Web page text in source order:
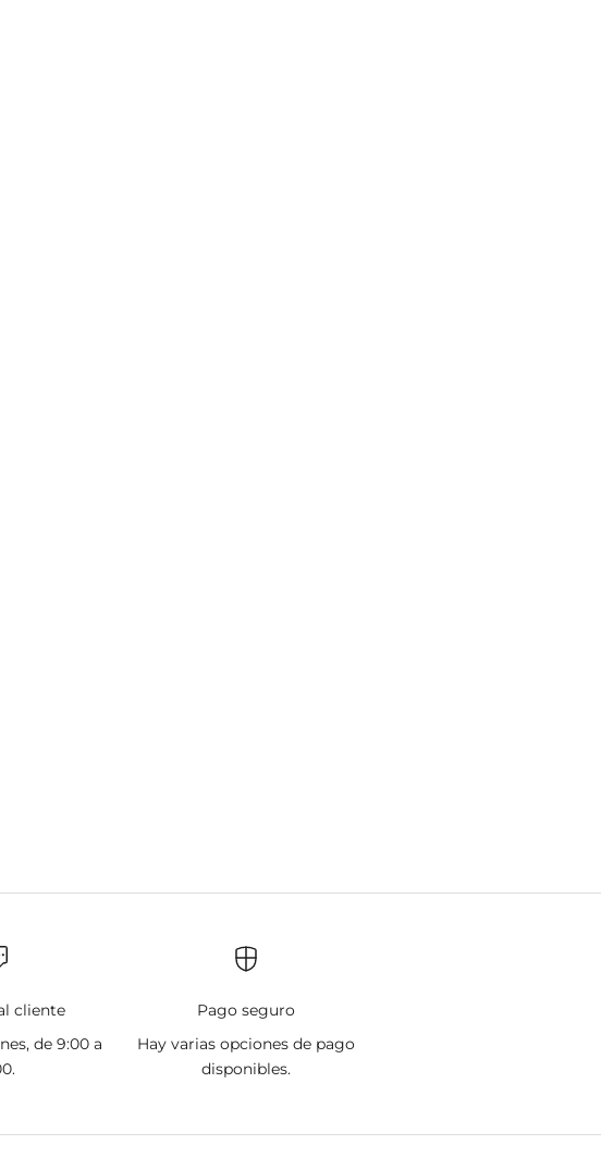
cliente
de 9:00 a
Pago seguro
Hay varias opciones de pago
disponibles.